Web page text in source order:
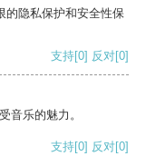
的隐私保护和安全性保
支持[0] 反对[0]
音乐的魅力。
支持[0] 反对[0]